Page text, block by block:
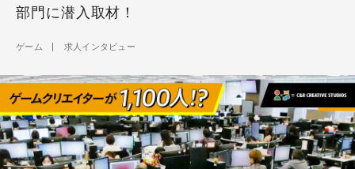
部門に潜入取材！
ゲーム 求人インタビュー